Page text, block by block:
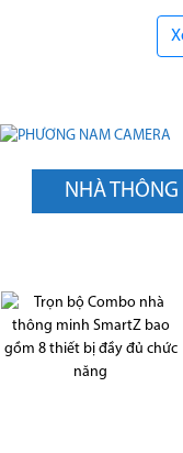
NHÀ